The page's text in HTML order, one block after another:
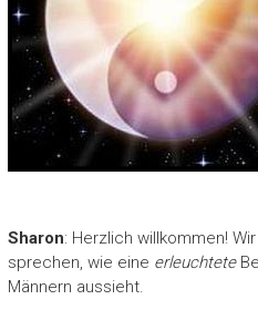
Sharon: Herzlich willkommen!
sprechen, wie eine erleuchtete
Männern aussieht.